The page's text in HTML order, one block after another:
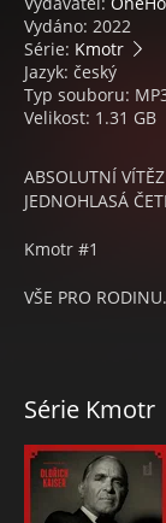
Vydáno: 2022
Série: Kmotr
Jazyk: český
Typ souboru:
Velikost: 1.31 GB
ABSOLUTNÍ
JEDNOHLASÁ
Kmotr #1
VŠE PRO
Pár měsíců po
Pod pláštíkem
provozuje don
nekorunovaný
lusknout prsty,
jede a má na
Série Kmotr